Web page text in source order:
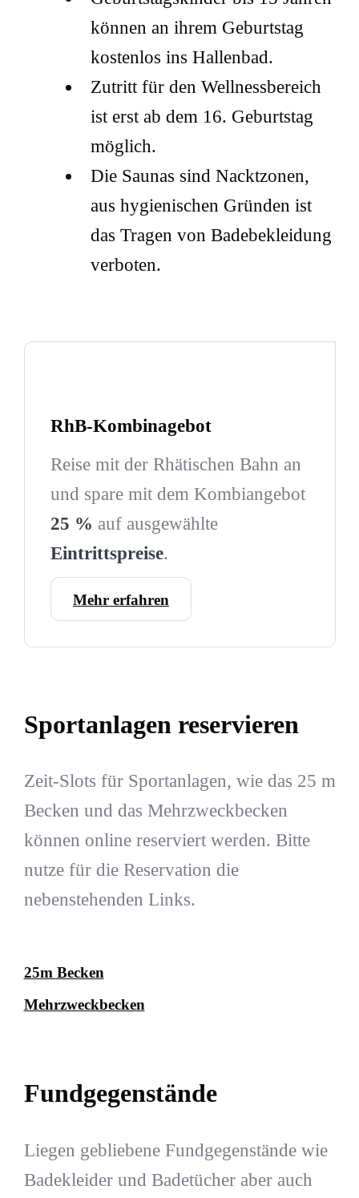
können an ihrem Geburtstag
kostenlos ins Hallenbad.
Zutritt für den Wellnessbereich
ist erst ab dem 16. Geburtstag
möglich.
Die Saunas sind Nacktzonen,
aus hygienischen Gründen ist
das Tragen von Badebekleidung
verboten.
RhB-Kombinagebot
Reise mit der Rhätischen Bahn an
und spare mit dem Kombiangebot
25 % auf ausgewählte
Eintrittspreise.
Mehr erfahren
Sportanlagen reservieren
Zeit-Slots für Sportanlagen, wie das 25 m
Becken und das Mehrzweckbecken
können online reserviert werden. Bitte
nutze für die Reservation die
nebenstehenden Links.
25m Becken
Mehrzweckbecken
Fundgegenstände
Liegen gebliebene Fundgegenstände wie
Badekleider und Badetücher aber auch